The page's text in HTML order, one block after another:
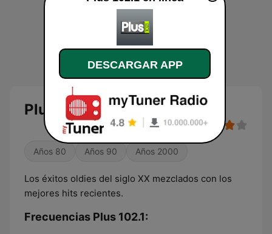
Plus 102.1 en línea
Años 80 Años 90 Años 2000
Los éxitos oldies del siglo XX mezclados con los
mejores hits recientes.
Frecuencias Plus 102.1:
DESCARGAR APP